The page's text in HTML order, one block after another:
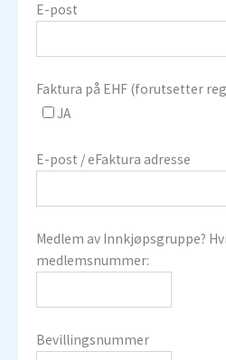
E-post
Faktura på EHF (forutsetter
JA
E-post / eFaktura adresse
Medlem av Innkjøpsgruppe?
medlemsnummer:
Bevillingsnummer